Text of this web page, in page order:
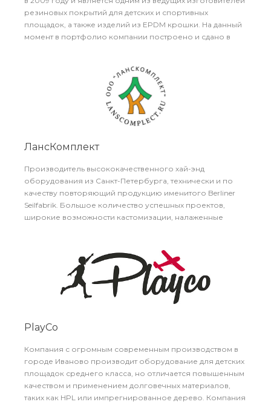
резиновых покрытий для детских и спортивных
площадок, а также изделий из EPDM крошки. На данный
момент в портфолио компании построено и сдано в
ЛансКомплект
Производитель высококачественного хай-энд
оборудования из Санкт-Петербурга, технически и по
качеству повторяющий продукцию именитого Berliner
Seilfabrik. Большое количество успешных проектов,
широкие возможности кастомизации, налаженные
полноценную работу с нержавеющей сталью и
собственную порошковую покраску, делают
ЛансКомплект одним из наиболее качественных
производителей в РФ. Компания ArtDiPlay является
эксклюзивным дилером ЛансКомплект в Москве и МО.
PlayCo
Компания с огромным современным производством в
городе Иваново производит оборудование для детских
площадок среднего класса, но отличается повышенным
качеством и применением долговечных материалов,
таких как HPL или импрегнированное дерево. Компания